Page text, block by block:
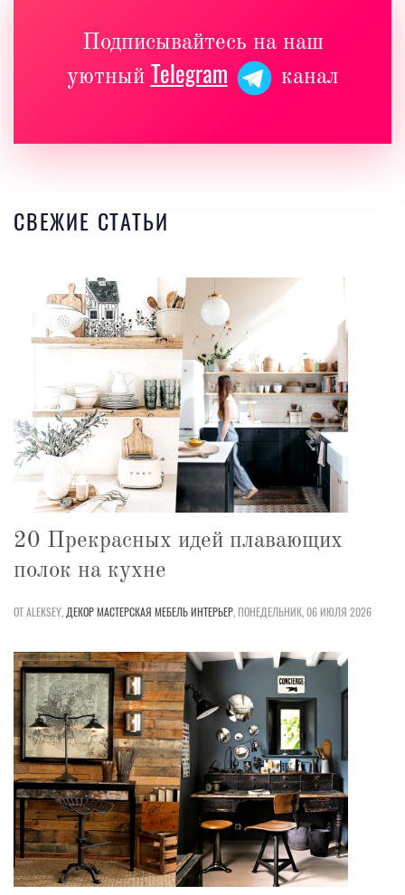
Подписывайтесь на наш
уютный Telegram канал
СВЕЖИЕ СТАТЬИ
20 Прекрасных идей плавающих
полок на кухне
ОТ ALEKSEY, ДЕКОРМАСТЕРСКАЯ МЕБЕЛЬИНТЕРЬЕР,ПОНЕДЕЛЬНИК, 06 ИЮЛЯ 2026